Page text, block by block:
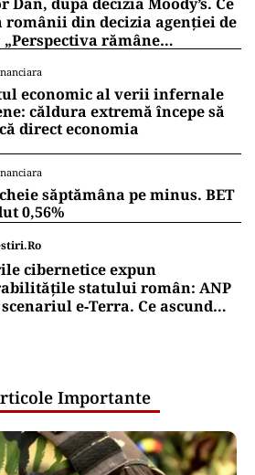
românii din decizia agenției de
rămâne
economic al verii infernale
căldura extremă începe să
direct economia
săptămâna pe minus. BET
0,56%
cibernetice expun
statului român: ANP
e‑Terra. Ce ascund
Importante